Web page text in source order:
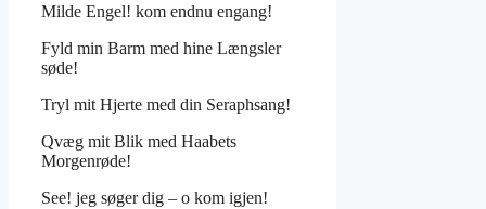
Milde Engel! kom endnu engang!
Fyld min Barm med hine Længsler
søde!
Tryl mit Hjerte med din Seraphsang!
Qvæg mit Blik med Haabets
Morgenrøde!
See! jeg søger dig – o kom igjen!